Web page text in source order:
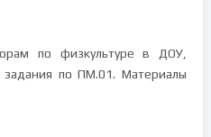
по физкультуре в ДОУ,
по ПМ.01. Материалы